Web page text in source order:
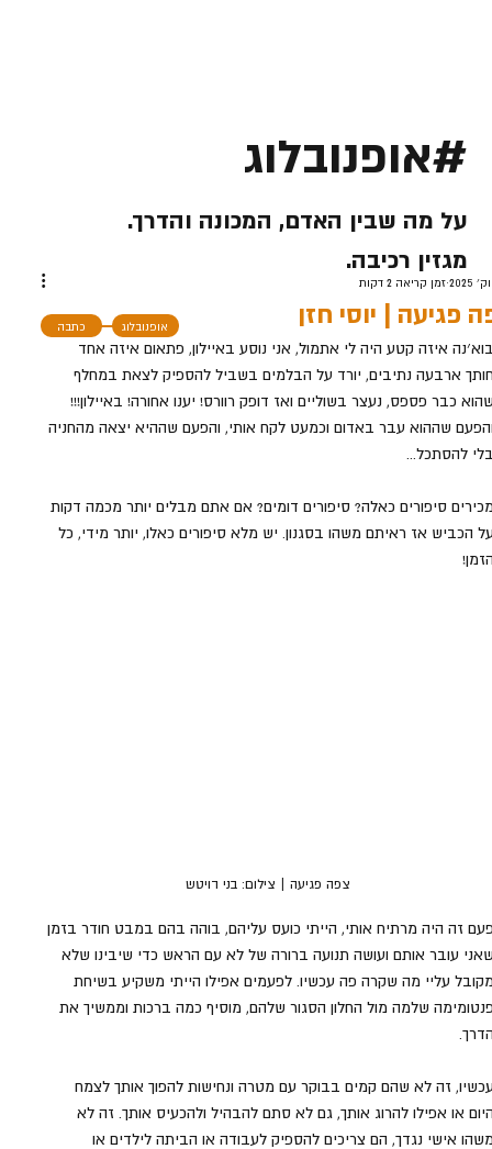
פגיעה | יוסי חזן
זמן קריאה 2 דקות
איזה קטע היה לי אתמול, אני נוסע באיילון, פתאום איזה אחד
ארבעה נתיבים, יורד על הבלמים בשביל להספיק לצאת במחלף
כבר פספס, נעצר בשוליים ואז דופק רוורס! יענו אחורה! באיילון!!!
שההוא עבר באדום וכמעט לקח אותי, והפעם שההיא יצאה מהחניה
להסתכל...
סיפורים כאלה? סיפורים דומים? אם אתם מבלים יותר מכמה דקות
הכביש אז ראיתם משהו בסגנון. יש מלא סיפורים כאלו, יותר מידי, כל
צפה פגיעה | צילום: בני דויטש
זה היה מרתיח אותי, הייתי כועס עליהם, בוהה בהם במבט חודר בזמן
עובר אותם ועושה תנועה ברורה של לא עם הראש כדי שיבינו שלא
עליי מה שקרה פה עכשיו. לפעמים אפילו הייתי משקיע בשיחת
שלמה מול החלון הסגור שלהם, מוסיף כמה ברכות וממשיך את
זה לא שהם קמים בבוקר עם מטרה ונחישות להפוך אותך לצמח
או אפילו להרוג אותך, גם לא סתם להבהיל ולהכעיס אותך. זה לא
אישי נגדך, הם צריכים להספיק לעבודה או הביתה לילדים או
כתבה אופנובלוג
#אופנובלוג
על מה שבין האדם, המכונה והדרך.
מגזין רכיבה.